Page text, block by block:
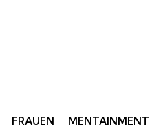
FRAUEN MENTAINMENT